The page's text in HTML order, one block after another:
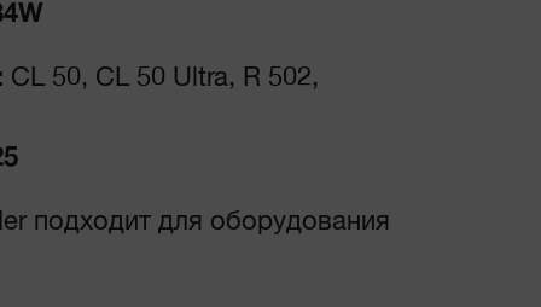
CL 50, CL 50 Ultra, R 502,
подходит для оборудования